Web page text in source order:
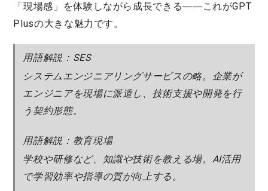
「現場感」を体験しながら成長できる――これがGPT
Plusの大きな魅力です。
用語解説：SES
システムエンジニアリングサービスの略。企業が
エンジニアを現場に派遣し、技術支援や開発を行
う契約形態。
用語解説：教育現場
学校や研修など、知識や技術を教える場。AI活用
で学習効率や指導の質が向上する。